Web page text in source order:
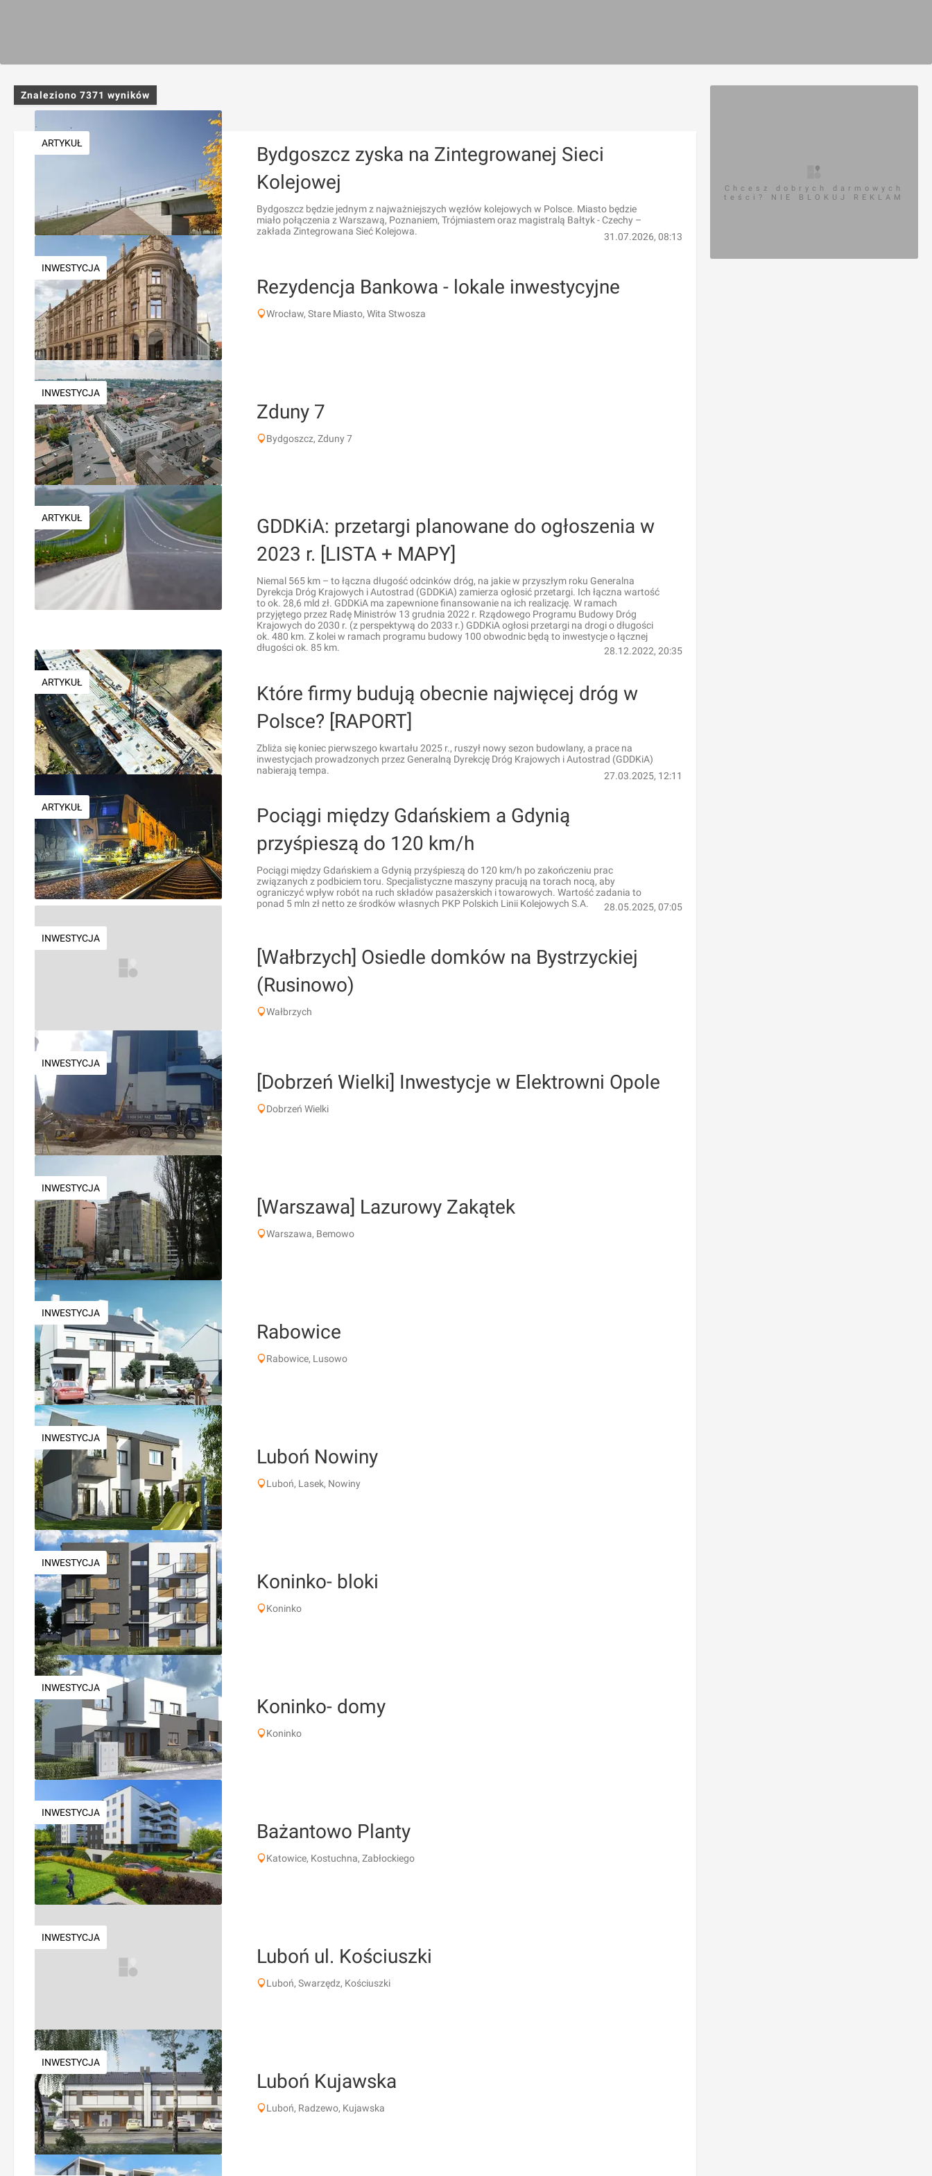
Znaleziono 7371 wyników
ARTYKUŁ
Bydgoszcz zyska na Zintegrowanej Sieci
Kolejowej
Bydgoszcz będzie jednym z najważniejszych węzłów kolejowych w Polsce. Miasto będzie
miało połączenia z Warszawą, Poznaniem, Trójmiastem oraz magistralą Bałtyk - Czechy –
zakłada Zintegrowana Sieć Kolejowa.
31.07.2026, 08:13
INWESTYCJA
Rezydencja Bankowa - lokale inwestycyjne
Wrocław, Stare Miasto, Wita Stwosza
INWESTYCJA
Zduny 7
Bydgoszcz, Zduny 7
ARTYKUŁ
GDDKiA: przetargi planowane do ogłoszenia w
2023 r. [LISTA + MAPY]
Niemal 565 km – to łączna długość odcinków dróg, na jakie w przyszłym roku Generalna
Dyrekcja Dróg Krajowych i Autostrad (GDDKiA) zamierza ogłosić przetargi. Ich łączna wartość
to ok. 28,6 mld zł. GDDKiA ma zapewnione finansowanie na ich realizację. W ramach
przyjętego przez Radę Ministrów 13 grudnia 2022 r. Rządowego Programu Budowy Dróg
Krajowych do 2030 r. (z perspektywą do 2033 r.) GDDKiA ogłosi przetargi na drogi o długości
ok. 480 km. Z kolei w ramach programu budowy 100 obwodnic będą to inwestycje o łącznej
długości ok. 85 km.
28.12.2022, 20:35
ARTYKUŁ
Które firmy budują obecnie najwięcej dróg w
Polsce? [RAPORT]
Zbliża się koniec pierwszego kwartału 2025 r., ruszył nowy sezon budowlany, a prace na
inwestycjach prowadzonych przez Generalną Dyrekcję Dróg Krajowych i Autostrad (GDDKiA)
nabierają tempa.
27.03.2025, 12:11
ARTYKUŁ
Pociągi między Gdańskiem a Gdynią
przyśpieszą do 120 km/h
Pociągi między Gdańskiem a Gdynią przyśpieszą do 120 km/h po zakończeniu prac
związanych z podbiciem toru. Specjalistyczne maszyny pracują na torach nocą, aby
ograniczyć wpływ robót na ruch składów pasażerskich i towarowych. Wartość zadania to
ponad 5 mln zł netto ze środków własnych PKP Polskich Linii Kolejowych S.A.
28.05.2025, 07:05
INWESTYCJA
[Wałbrzych] Osiedle domków na Bystrzyckiej
(Rusinowo)
Wałbrzych
INWESTYCJA
[Dobrzeń Wielki] Inwestycje w Elektrowni Opole
Dobrzeń Wielki
INWESTYCJA
[Warszawa] Lazurowy Zakątek
Warszawa, Bemowo
INWESTYCJA
Rabowice
Rabowice, Lusowo
INWESTYCJA
Luboń Nowiny
Luboń, Lasek, Nowiny
INWESTYCJA
Koninko- bloki
Koninko
INWESTYCJA
Koninko- domy
Koninko
INWESTYCJA
Bażantowo Planty
Katowice, Kostuchna, Zabłockiego
INWESTYCJA
Luboń ul. Kościuszki
Luboń, Swarzędz, Kościuszki
INWESTYCJA
Luboń Kujawska
Luboń, Radzewo, Kujawska
Chcesz dobrych darmowych
teści? NIE BLOKUJ REKLAM